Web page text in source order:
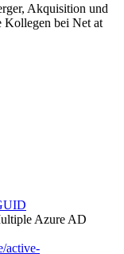
Akquisition und
Kollegen bei Net at
Azure AD
active-